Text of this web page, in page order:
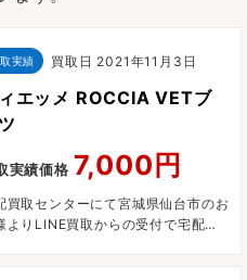
実績 買取日 2021年11月3日
エッメ ROCCIA VETブ
実績価格 7,000円
買取センターにて宮城県仙台市のお
よりLINE買取からの受付で宅配買